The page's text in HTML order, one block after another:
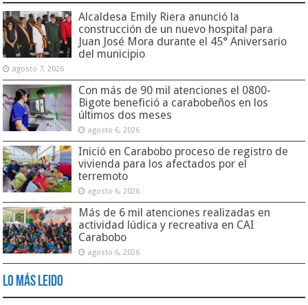
Alcaldesa Emily Riera anunció la
construcción de un nuevo hospital para
Juan José Mora durante el 45° Aniversario
del municipio
agosto 7, 2026
Con más de 90 mil atenciones el 0800-
Bigote benefició a carabobeños en los
últimos dos meses
agosto 6, 2026
Inició en Carabobo proceso de registro de
vivienda para los afectados por el
terremoto
agosto 6, 2026
Más de 6 mil atenciones realizadas en
actividad lúdica y recreativa en CAI
Carabobo
agosto 6, 2026
Lo Más Leido